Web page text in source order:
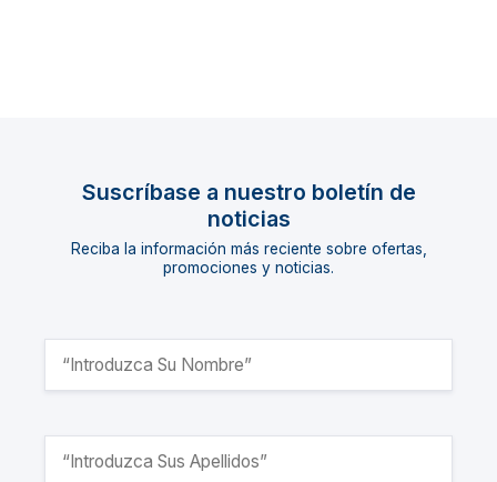
Suscríbase a nuestro boletín de
noticias
Reciba la información más reciente sobre ofertas,
promociones y noticias.